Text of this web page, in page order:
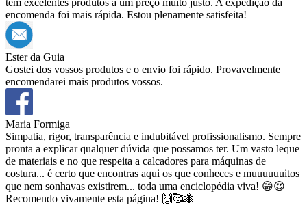
encomenda foi mais rápida. Estou plenamente satisfeita!
Ester da Guia
Gostei dos vossos produtos e o envio foi rápido. Provavelmente
encomendarei mais produtos vossos.
Maria Formiga
Simpatia, rigor, transparência e indubitável profissionalismo. Sempre
pronta a explicar qualquer dúvida que possamos ter. Um vasto leque
de materiais e no que respeita a calcadores para máquinas de
costura... é certo que encontras aqui os que conheces e muuuuuuitos
que nem sonhavas existirem... toda uma enciclopédia viva! 😁😍
Recomendo vivamente esta página! 🙌🥰🐜